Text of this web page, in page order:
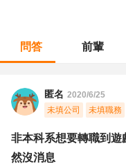
問答 前輩
匿名 2020/6/25
未填公司
未填職務
非本科系想要轉職到
然沒消息